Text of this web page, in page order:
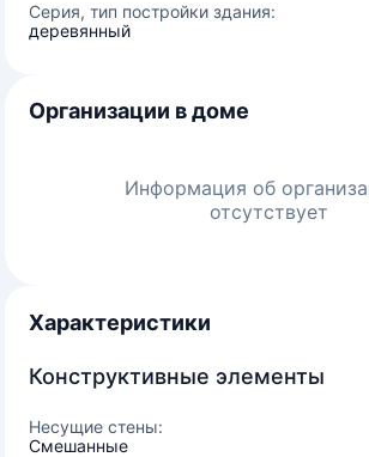
Серия, тип постройки здания:
деревянный
Организации в доме
Информация об
отсутствует
Характеристики
Конструктивные элементы
Несущие стены:
Смешанные